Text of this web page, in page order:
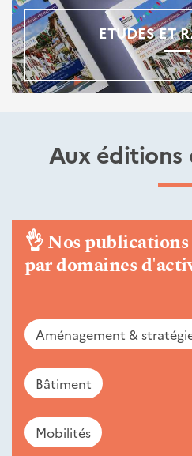
ETUDES ET
Aux éditions
👌Nos publications
par domaines
Aménagement &
Bâtiment
Mobilités